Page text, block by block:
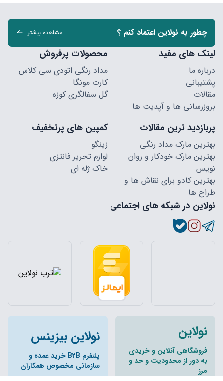
چطور به نولاین اعتماد کنم ؟ مشاهده بیشتر
لینک های مفید
درباره ما
پشتیبانی
مقالات
بروزرسانی ها و آپدیت ها
محصولات پرفروش
مداد رنگی اتودی سی کلاس
کارت مونگا
گل سفالگری کوزه
پربازدید ترین مقالات
بهترین مارک مداد رنگی
بهترین مارک خودکار و روان
نویس
بهترین کادو برای نقاش ها و
طراح ها
کمپین های پرتخفیف
زینگو
لوازم تحریر فانتزی
خاک ژله ای
نولاین در شبکه های اجتماعی
نولاین
فروشگاهی آنلاین و خریدی
به دور از محدودیت و حد و
مرز
نولاین بیزینس
پلتفرم B2B خرید عمده و
سازمانی مخصوص همکاران